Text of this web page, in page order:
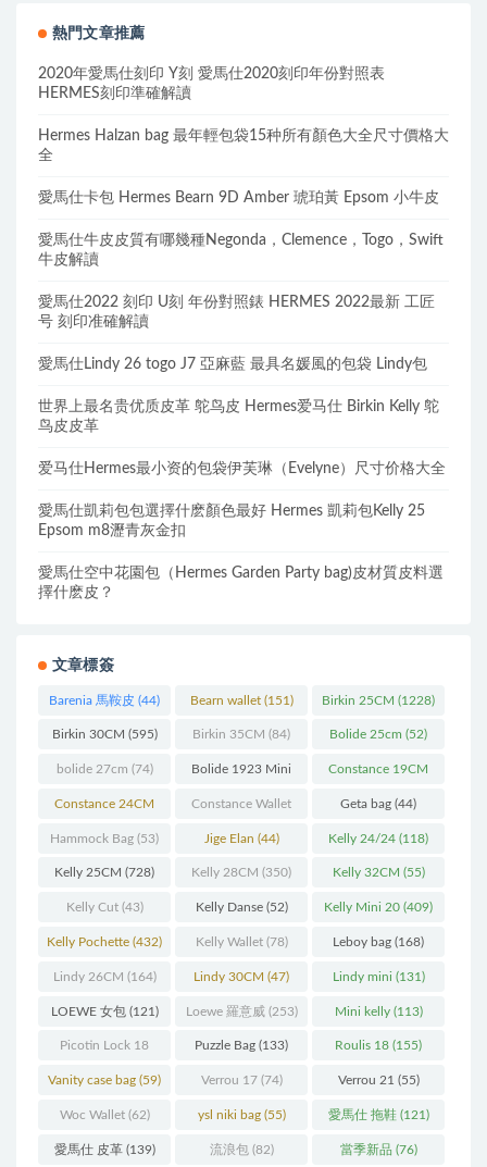
熱門文章推薦
2020年愛馬仕刻印 Y刻 愛馬仕2020刻印年份對照表
HERMES刻印準確解讀
Hermes Halzan bag 最年輕包袋15种所有顏色大全尺寸價格大
全
愛馬仕卡包 Hermes Bearn 9D Amber 琥珀黃 Epsom 小牛皮
愛馬仕牛皮皮質有哪幾種Negonda，Clemence，Togo，Swift
牛皮解讀
愛馬仕2022 刻印 U刻 年份對照錶 HERMES 2022最新 工匠
号 刻印准確解讀
愛馬仕Lindy 26 togo J7 亞麻藍 最具名媛風的包袋 Lindy包
世界上最名贵优质皮革 鸵鸟皮 Hermes爱马仕 Birkin Kelly 鸵
鸟皮皮革
爱马仕Hermes最小资的包袋伊芙琳（Evelyne）尺寸价格大全
愛馬仕凱莉包包選擇什麽顏色最好 Hermes 凱莉包Kelly 25
Epsom m8瀝青灰金扣
愛馬仕空中花園包（Hermes Garden Party bag)皮材質皮料選
擇什麽皮？
文章標簽
Barenia 馬鞍皮 (44) Bearn wallet(151) Birkin 25CM (1228)
Birkin 30CM (595) Birkin 35CM (84) Bolide 25cm (52)
bolide 27cm (74) Bolide 1923 Mini
(93)
Constance 19CM
(571)
Constance 24CM
(216)
Constance Wallet
(60)
Geta bag (44)
Hammock Bag (53) Jige Elan (44) Kelly 24/24 (118)
Kelly 25CM (728) Kelly 28CM (350) Kelly 32CM (55)
Kelly Cut(43) Kelly Danse(52) Kelly Mini 20 (409)
Kelly Pochette (432) Kelly Wallet(78) Leboy bag (168)
Lindy 26CM (164) Lindy 30CM (47) Lindy mini (131)
LOEWE 女包(121) Loewe 羅意威(253) Mini kelly(113)
Picotin Lock 18
(202)
Puzzle Bag (133) Roulis 18 (155)
Vanity case bag (59) Verrou 17(74) Verrou 21 (55)
Woc Wallet(62) ysl niki bag(55) 愛馬仕 拖鞋(121)
愛馬仕 皮革(139) 流浪包(82) 當季新品 (76)